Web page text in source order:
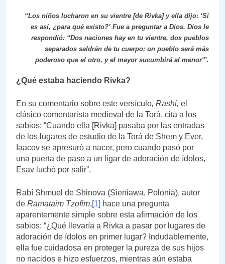
“Los niños lucharon en su vientre [de Rivka] y ella dijo: ‘Si
es así, ¿para qué existo?’ Fue a preguntar a Dios. Dios le
respondió: “Dos naciones hay en tu vientre, dos pueblos
separados saldrán de tu cuerpo; un pueblo será más
poderoso que el otro, y el mayor sucumbirá al menor'”.
¿Qué estaba haciendo Rivka?
En su comentario sobre este versículo, Rashi, el
clásico comentarista medieval de la Torá, cita a los
sabios: “Cuando ella [Rivka] pasaba por las entradas
de los lugares de estudio de la Torá de Shem y Ever,
Iaacov se apresuró a nacer, pero cuando pasó por
una puerta de paso a un ligar de adoración de ídolos,
Esav luchó por salir”.
Rabí Shmuel de Shinova (Sieniawa, Polonia), autor
de Ramataim Tzofim,[1] hace una pregunta
aparentemente simple sobre esta afirmación de los
sabios: “¿Qué llevaría a Rivka a pasar por lugares de
adoración de ídolos en primer lugar? Indudablemente,
ella fue cuidadosa en proteger la pureza de sus hijos
no nacidos e hizo esfuerzos, mientras aún estaba